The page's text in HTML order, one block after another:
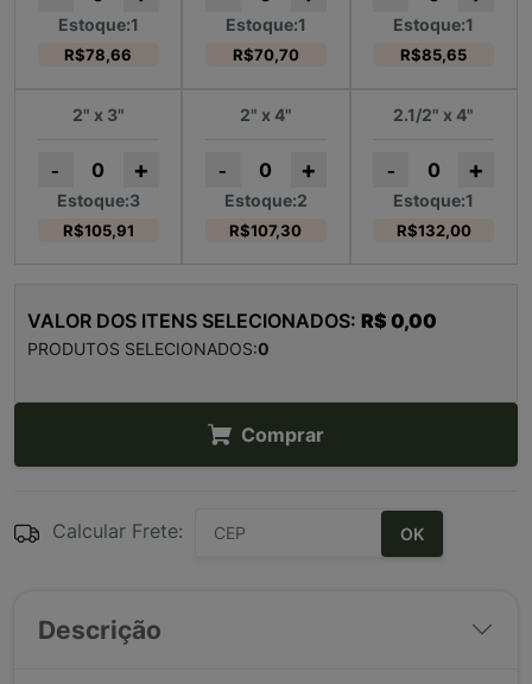
Estoque:1
R$78,66
Estoque:1
R$70,70
Estoque:1
R$85,65
2" x 3"
- +
Estoque:3
R$105,91
2" x 4"
- +
Estoque:2
R$107,30
2.1/2" x 4"
- +
Estoque:1
R$132,00
VALOR DOS ITENS SELECIONADOS: R$ 0,00
PRODUTOS SELECIONADOS:0
Comprar
Calcular Frete: OK
Descrição